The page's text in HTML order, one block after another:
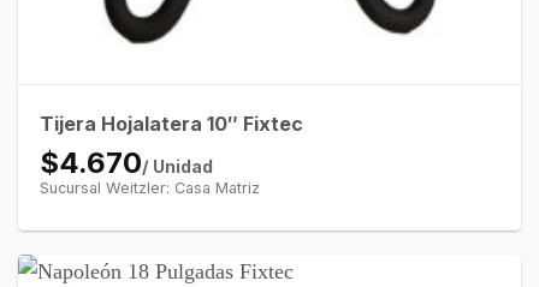
Tijera Hojalatera 10″ Fixtec
$4.670/ Unidad
Sucursal Weitzler: Casa Matriz